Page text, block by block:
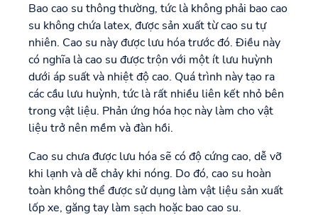
Bao cao su thông thường, tức là không phải bao cao
su không chứa latex, được sản xuất từ cao su tự
nhiên. Cao su này được lưu hóa trước đó. Điều này
có nghĩa là cao su được trộn với một ít lưu huỳnh
dưới áp suất và nhiệt độ cao. Quá trình này tạo ra
các cầu lưu huỳnh, tức là rất nhiều liên kết nhỏ bên
trong vật liệu. Phản ứng hóa học này làm cho vật
liệu trở nên mềm và đàn hồi.
Cao su chưa được lưu hóa sẽ có độ cứng cao, dễ vỡ
khi lạnh và dễ chảy khi nóng. Do đó, cao su hoàn
toàn không thể được sử dụng làm vật liệu sản xuất
lốp xe, găng tay làm sạch hoặc bao cao su.